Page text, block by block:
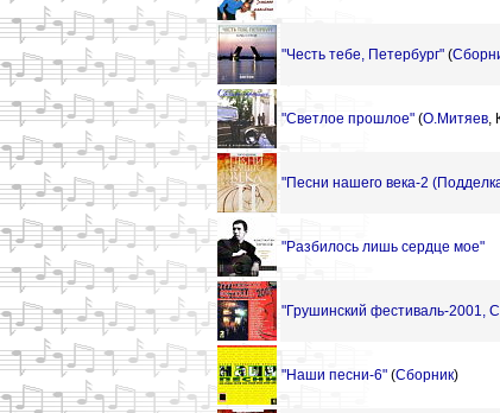
"Честь тебе, Петербург" (
"Светлое прошлое" (О.Митяев,
"Песни нашего века-2
"Разбилось лишь сердце мое"
"Грушинский фестиваль-2001,
"Наши песни-6" (Сборник)